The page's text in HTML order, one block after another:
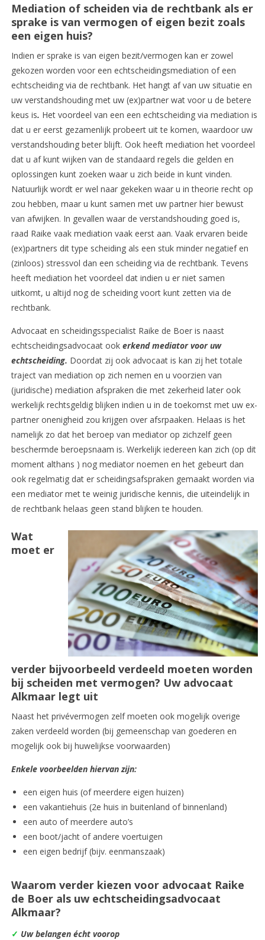
Mediation of scheiden via de rechtbank als er
sprake is van vermogen of eigen bezit zoals
een eigen huis?
Indien er sprake is van eigen bezit/vermogen kan er zowel
gekozen worden voor een echtscheidingsmediation of een
echtscheiding via de rechtbank. Het hangt af van uw situatie en
uw verstandshouding met uw (ex)partner wat voor u de betere
keus is. Het voordeel van een een echtscheiding via mediation is
dat u er eerst gezamenlijk probeert uit te komen, waardoor uw
verstandshouding beter blijft. Ook heeft mediation het voordeel
dat u af kunt wijken van de standaard regels die gelden en
oplossingen kunt zoeken waar u zich beide in kunt vinden.
Natuurlijk wordt er wel naar gekeken waar u in theorie recht op
zou hebben, maar u kunt samen met uw partner hier bewust
van afwijken. In gevallen waar de verstandshouding goed is,
raad Raike vaak mediation vaak eerst aan. Vaak ervaren beide
(ex)partners dit type scheiding als een stuk minder negatief en
(zinloos) stressvol dan een scheiding via de rechtbank. Tevens
heeft mediation het voordeel dat indien u er niet samen
uitkomt, u altijd nog de scheiding voort kunt zetten via de
rechtbank.
Advocaat en scheidingsspecialist Raike de Boer is naast
echtscheidingsadvocaat ookerkend mediator voor uw
echtscheiding. Doordat zij ook advocaat is kan zij het totale
traject van mediation op zich nemen en u voorzien van
(juridische) mediation afspraken die met zekerheid later ook
werkelijk rechtsgeldig blijken indien u in de toekomst met uw ex-
partner onenigheid zou krijgen over afsrpaaken. Helaas is het
namelijk zo dat het beroep van mediator op zichzelf geen
beschermde beroepsnaam is. Werkelijk iedereen kan zich (op dit
moment althans ) nog mediator noemen en het gebeurt dan
ook regelmatig dat er scheidingsafspraken gemaakt worden via
een mediator met te weinig juridische kennis, die uiteindelijk in
de rechtbank helaas geen stand blijken te houden.
Wat
moet er
verder bijvoorbeeld verdeeld moeten worden
bij scheiden met vermogen? Uw advocaat
Alkmaar legt uit
Naast het privévermogen zelf moeten ook mogelijk overige
zaken verdeeld worden (bij gemeenschap van goederen en
mogelijk ook bij huwelijkse voorwaarden)
Enkele voorbeelden hiervan zijn:
een eigen huis (of meerdere eigen huizen)
een vakantiehuis (2e huis in buitenland of binnenland)
een auto of meerdere auto’s
een boot/jacht of andere voertuigen
een eigen bedrijf (bijv. eenmanszaak)
Waarom verder kiezen voor advocaat Raike
de Boer als uw echtscheidingsadvocaat
Alkmaar?
✓ Uw belangen écht voorop